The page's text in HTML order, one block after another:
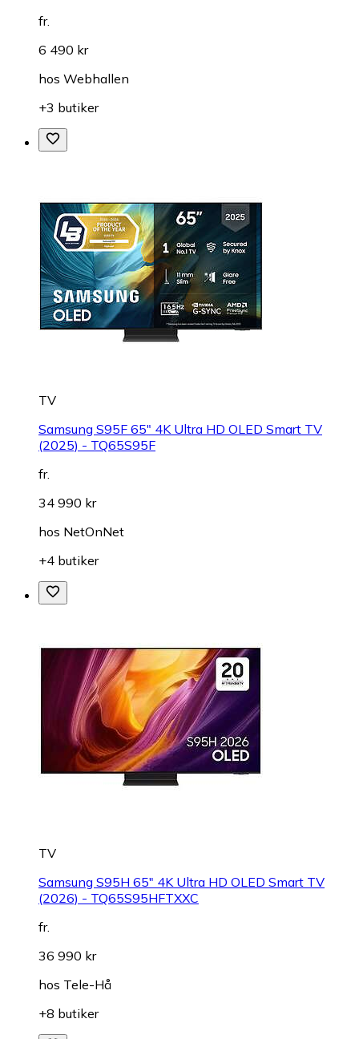
fr.
6 490 kr
hos Webhallen
+3 butiker
TV
Samsung S95F 65" 4K Ultra HD OLED Smart TV
(2025) - TQ65S95F
fr.
34 990 kr
hos NetOnNet
+4 butiker
TV
Samsung S95H 65" 4K Ultra HD OLED Smart TV
(2026) - TQ65S95HFTXXC
fr.
36 990 kr
hos Tele-Hå
+8 butiker